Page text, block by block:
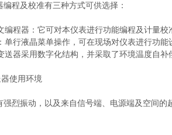
程及校准有三种方式可供选择：
程器：它可对本仪表进行功能编程及计量
行液晶菜单操作，可在现场对仪表进行功能
器采用数字化结构，并采取了环境温度自
使用环境
烈振动，以及来自信号端、电源端及空间